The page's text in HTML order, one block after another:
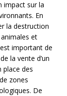
impact sur la
En
la destruction
animales et
important de
la vente d’un
place des
zones
De